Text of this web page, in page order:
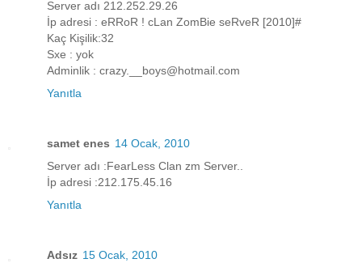
Server adı 212.252.29.26
İp adresi : eRRoR ! cLan ZomBie seRveR [2010]#
Kaç Kişilik:32
Sxe : yok
Adminlik : crazy.__boys@hotmail.com
Yanıtla
samet enes 14 Ocak, 2010
Server adı :FearLess Clan zm Server..
İp adresi :212.175.45.16
Yanıtla
Adsız 15 Ocak, 2010